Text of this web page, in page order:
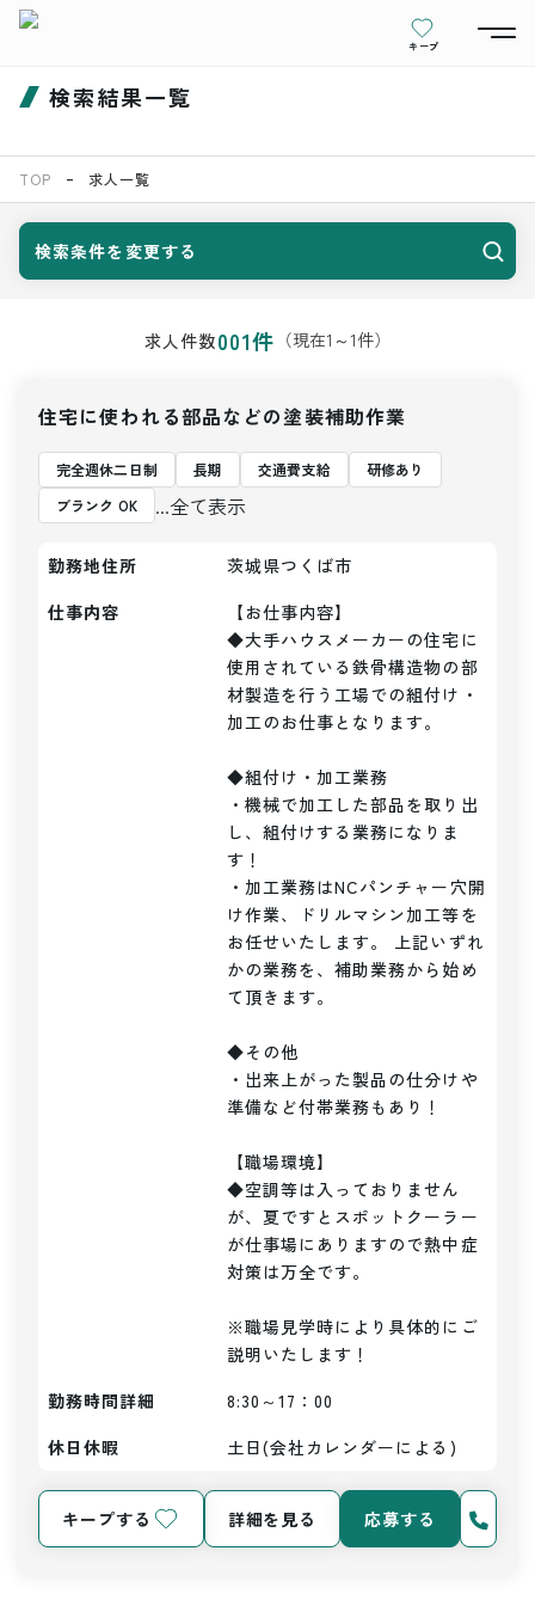
キープ
検索結果一覧
TOP 求人一覧
検索条件を変更する
求人件数001件 （現在1 ～1件）
住宅に使われる部品などの塗装補助作業
完全週休二日制 長期 交通費支給
研修あり
ブランク OK
...全て表示
勤務地住所
茨城県つくば市
仕事内容
【お仕事内容】
◆大手ハウスメーカーの住宅に
使用されている鉄骨構造物の部
材製造を行う工場での組付け・
加工のお仕事となります。
◆組付け・加工業務
・機械で加工した部品を取り出
し、組付けする業務になりま
す！
・加工業務はNCパンチャー穴開
け作業、ドリルマシン加工等を
お任せいたします。 上記いずれ
かの業務を、補助業務から始め
て頂きます。
◆その他
・出来上がった製品の仕分けや
準備など付帯業務もあり！
【職場環境】
◆空調等は入っておりません
が、夏ですとスポットクーラー
が仕事場にありますので熱中症
対策は万全です。
※職場見学時により具体的にご
説明いたします！
勤務時間詳細
8:30～17：00
休日休暇
土日(会社カレンダーによる)
キープする 詳細を見る 応募する